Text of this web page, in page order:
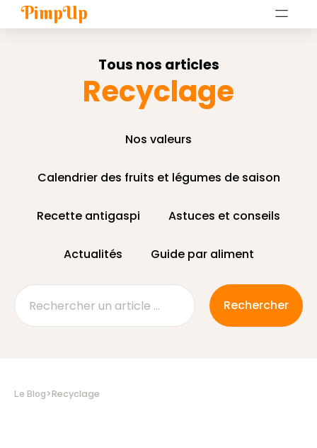
PimpUp
Tous nos articles
Recyclage
Nos valeurs
Calendrier des fruits et légumes de saison
Recette antigaspi Astuces et conseils
Actualités Guide par aliment
Le Blog >Recyclage